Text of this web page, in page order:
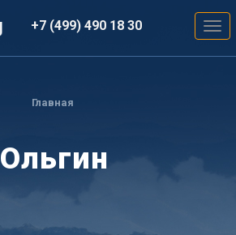
+7 (499) 490 18 30
Главная
Ольгин